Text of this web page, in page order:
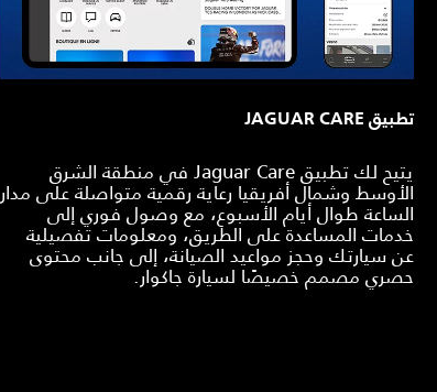
تطبيق JAGUAR CARE
يتيح لك تطبيق Jaguar Care في منطقة الشرق
الأوسط وشمال أفريقيا رعاية رقمية متواصلة على مدار
الساعة طوال أيام الأسبوع، مع وصول فوري إلى
خدمات المساعدة على الطريق، ومعلومات تفصيلية
عن سيارتك وحجز مواعيد الصيانة، إلى جانب محتوى
حصري مصمم خصيصًا لسيارة جاكوار.